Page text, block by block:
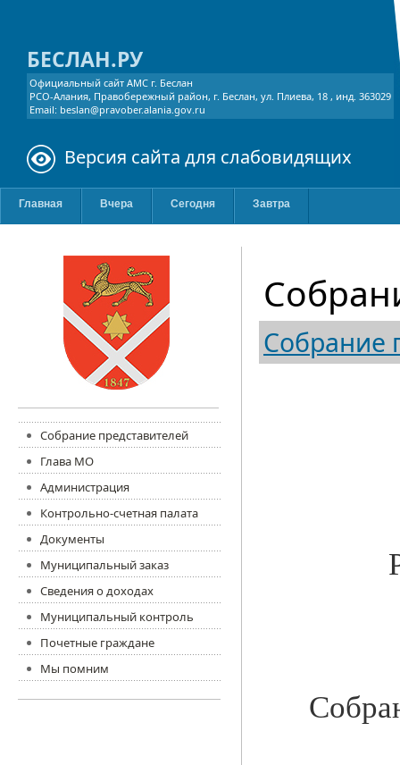
БЕСЛАН.РУ
Официальный сайт АМС г. Беслан
РСО-Алания, Правобережный район, г. Беслан, ул. Плиева, 18 , инд. 363029
Email: beslan@pravober.alania.gov.ru
Версия сайта для слабовидящих
Главная Вчера Сегодня Завтра
Собрание представителей
Глава МО
Администрация
Контрольно-счетная палата
Документы
Муниципальный заказ
Сведения о доходах
Муниципальный контроль
Почетные граждане
Мы помним
Собрание